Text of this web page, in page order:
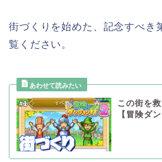
街づくりを始めた、記念すべき
覧ください。
この街を
【冒険ダ